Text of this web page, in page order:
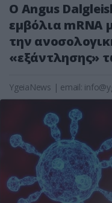
Ο Angus
εμβόλια mRNA
την
«εξάντλησης»
YgeiaNews | email: